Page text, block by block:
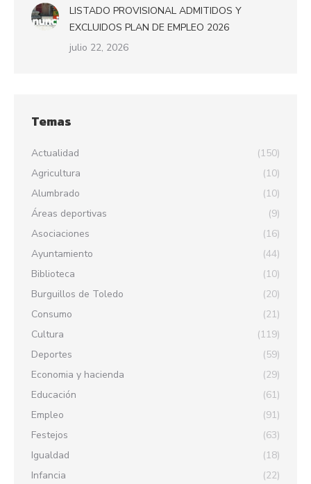
LISTADO PROVISIONAL ADMITIDOS Y
EXCLUIDOS PLAN DE EMPLEO 2026
julio 22, 2026
Temas
Actualidad
(150)
Agricultura
(10)
Alumbrado
(10)
Áreas deportivas
(9)
Asociaciones
(16)
Ayuntamiento
(44)
Biblioteca
(10)
Burguillos de Toledo
(20)
Consumo
(21)
Cultura
(119)
Deportes
(59)
Economia y hacienda
(29)
Educación
(61)
Empleo
(91)
Festejos
(63)
Igualdad
(18)
Infancia
(22)